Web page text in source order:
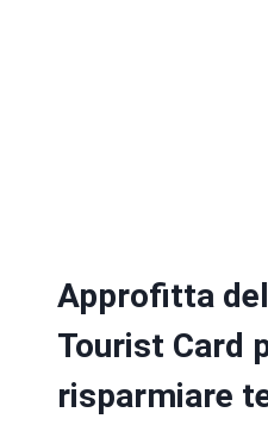
Approfitta
Tourist Card
risparmiare